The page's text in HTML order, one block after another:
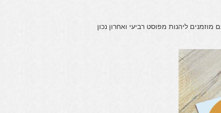
ליהנות מפוסט רביעי ואחרון נכון